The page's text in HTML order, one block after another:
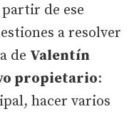
de ese
a resolver
de Valentín
propietario:
hacer varios